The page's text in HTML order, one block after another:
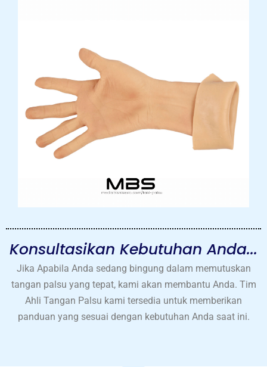
Konsultasikan Kebutuhan Anda...
Jika Apabila Anda sedang bingung dalam memutuskan
tangan palsu yang tepat, kami akan membantu Anda. Tim
Ahli Tangan Palsu kami tersedia untuk memberikan
panduan yang sesuai dengan kebutuhan Anda saat ini.